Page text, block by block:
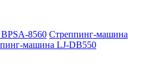
8560 Стреппинг-машина
машина LJ-DB550